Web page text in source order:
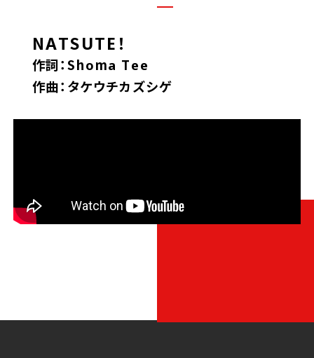
NATSUTE！
作詞：Shoma Tee
作曲：タケウチカズシゲ